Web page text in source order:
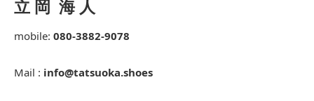
立 岡 海 人
mobile: 080-3882-9078
Mail : info@tatsuoka.shoes